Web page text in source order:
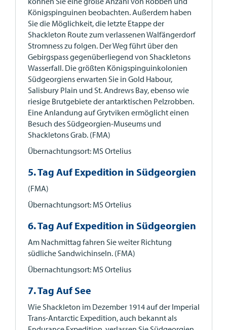
Königspinguinen beobachten. Außerdem haben
Sie die Möglichkeit, die letzte Etappe der
Shackleton Route zum verlassenen Walfängerdorf
Stromness zu folgen. Der Weg führt über den
Gebirgspass gegenüberliegend von Shackletons
Wasserfall. Die größten Königspinguinkolonien
Südgeorgiens erwarten Sie in Gold Habour,
Salisbury Plain und St. Andrews Bay, ebenso wie
riesige Brutgebiete der antarktischen Pelzrobben.
Eine Anlandung auf Grytviken ermöglicht einen
Besuch des Südgeorgien-Museums und
Shackletons Grab. (FMA)
Übernachtungsort: MS Ortelius
5. Tag Auf Expedition in Südgeorgien
(FMA)
Übernachtungsort: MS Ortelius
6. Tag Auf Expedition in Südgeorgien
Am Nachmittag fahren Sie weiter Richtung
südliche Sandwichinseln. (FMA)
Übernachtungsort: MS Ortelius
7. Tag Auf See
Wie Shackleton im Dezember 1914 auf der Imperial
Trans-Antarctic Expedition, auch bekannt als